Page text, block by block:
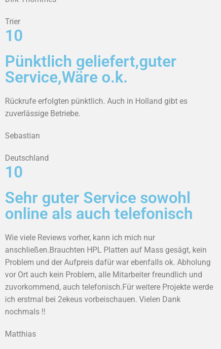
Trier
10
Pünktlich geliefert,guter
Service,Wäre o.k.
Rückrufe erfolgten pünktlich. Auch in Holland gibt es
zuverlässige Betriebe.
Sebastian
Deutschland
10
Sehr guter Service sowohl
online als auch telefonisch
Wie viele Reviews vorher, kann ich mich nur
anschließen.Brauchten HPL Platten auf Mass gesägt, kein
Problem und der Aufpreis dafür war ebenfalls ok. Abholung
vor Ort auch kein Problem, alle Mitarbeiter freundlich und
zuvorkommend, auch telefonisch.Für weitere Projekte werde
ich erstmal bei 2ekeus vorbeischauen. Vielen Dank
nochmals !!
Matthias